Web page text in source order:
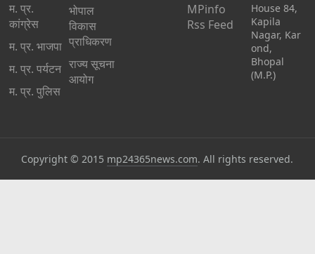
म. प्र.
कांग्रेस
म. प्र. भाजपा
म. प्र. पर्यटन
म. प्र. पुलिस
भोपाल
विकास
प्राधिकरण
राज्य सूचना
आयोग
MPinfo
Rss Feed
House 84,
Kapila
Nagar, Kar
ond,
Bhopal
(M.P.)
Copyright © 2015 mp24365news.com. All rights reserved.